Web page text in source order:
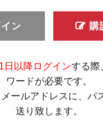
ン 購
日以降ログインする際
ワードが必要です。
ールアドレスに、パ
送り致します。